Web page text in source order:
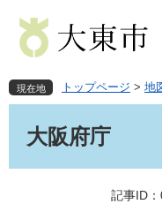
先
頭
を
飛
現在地 トップページ > 地
大阪府庁
記事ID